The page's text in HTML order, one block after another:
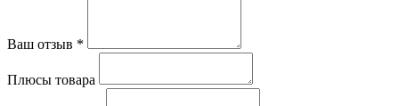
Ваш отзыв *
Плюсы товара